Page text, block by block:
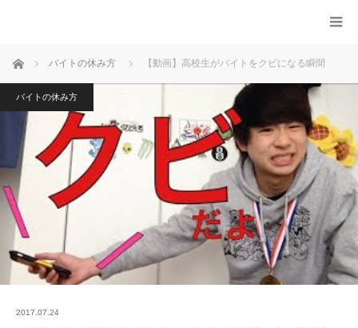
ホーム バイトの休み方 【動画】高校生がバイトをクビになる瞬間
バイトの休み方
2017.07.24